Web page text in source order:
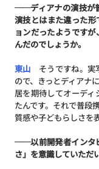
──ディアナの演技が
演技とはまた違った
ョンだったようです
んだのでしょうか。
東山 そうですね。実
ので、きっとディアナ
居を期待してオーデ
たんです。それで普段
質感や子どもらしさを
──以前開発者インタ
さ」を意識していただ